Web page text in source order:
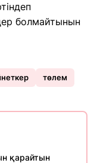
болмайтынын
төлем
қарайтын